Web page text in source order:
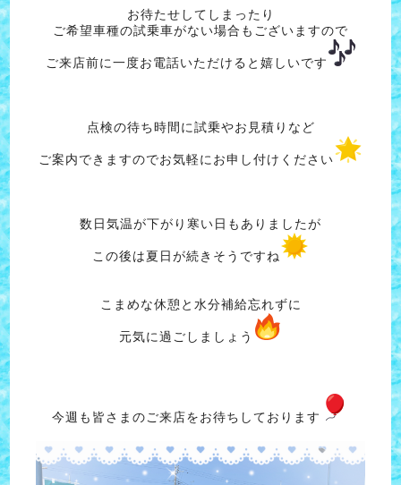
お待たせしてしまったり
ご希望車種の試乗車がない場合もございますので
ご来店前に一度お電話いただけると嬉しいです
点検の待ち時間に試乗やお見積りなど
ご案内できますのでお気軽にお申し付けください
数日気温が下がり寒い日もありましたが
この後は夏日が続きそうですね
こまめな休憩と水分補給忘れずに
元気に過ごしましょう
今週も皆さまのご来店をお待ちしております